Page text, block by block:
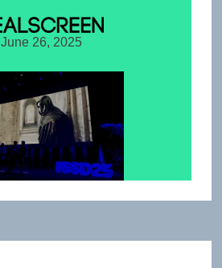
June 26, 2025